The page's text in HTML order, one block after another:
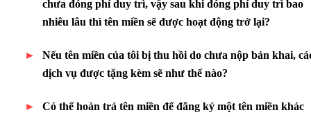
chưa đóng phí duy trì, vậy sau khi đóng phí duy trì bao
nhiêu lâu thì tên miền sẽ được hoạt động trở lại?
Nếu tên miền của tôi bị thu hồi do chưa nộp bản khai,
dịch vụ được tặng kèm sẽ như thế nào?
Có thể hoàn trả tên miền để đăng ký một tên miền khác